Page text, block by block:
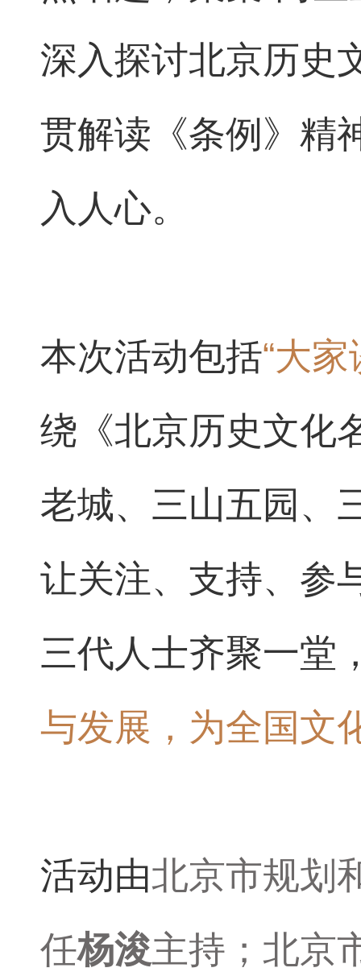
深入探讨北京历史
贯解读《条例》精
入人心。
本次活动包括“大家
绕《北京历史文化
老城、三山五园、
让关注、支持、参
三代人士齐聚一堂
与发展，为全国文
活动由北京市规划
任杨浚主持；北京